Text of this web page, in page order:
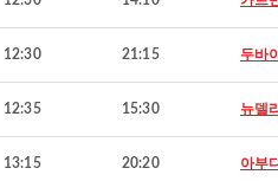
12:30 21:15 두바
12:35 15:30 뉴델
13:15 20:20 아부